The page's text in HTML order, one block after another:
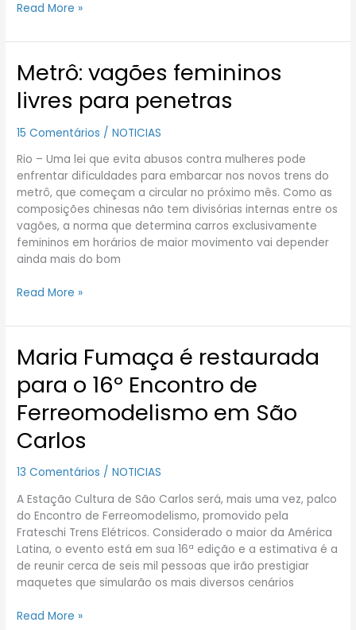
Read More »
Metrô: vagões femininos
livres para penetras
15 Comentários /NOTICIAS
Rio – Uma lei que evita abusos contra mulheres pode
enfrentar dificuldades para embarcar nos novos trens do
metrô, que começam a circular no próximo mês. Como as
composições chinesas não tem divisórias internas entre os
vagões, a norma que determina carros exclusivamente
femininos em horários de maior movimento vai depender
ainda mais do bom
Metrô:
vagões
femininos
para
Read More »
Maria Fumaça é restaurada
para o 16º Encontro de
Ferreomodelismo em São
Carlos
13 Comentários /NOTICIAS
A Estação Cultura de São Carlos será, mais uma vez, palco
do Encontro de Ferreomodelismo, promovido pela
Frateschi Trens Elétricos. Considerado o maior da América
Latina, o evento está em sua 16ª edição e a estimativa é a
de reunir cerca de seis mil pessoas que irão prestigiar
maquetes que simularão os mais diversos cenários
Maria
Fumaça
é
restaurada
para
o
16º
Encontro
Ferreomodelismo
em
São
Carlos
Read More »